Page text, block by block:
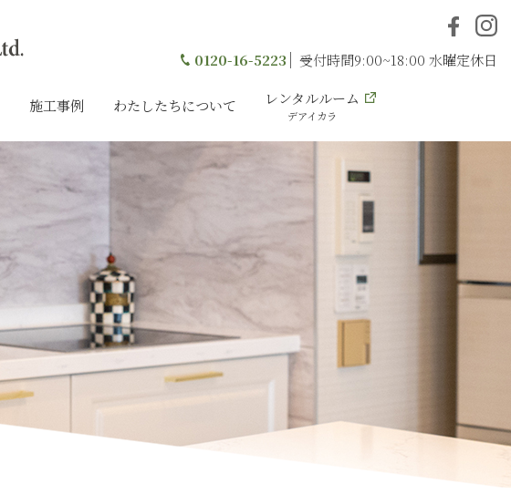
0120-16-5223 受付時間9:00~18:00 水曜定休日
施工事例 わたしたちについて レンタルルーム
デアイカラ